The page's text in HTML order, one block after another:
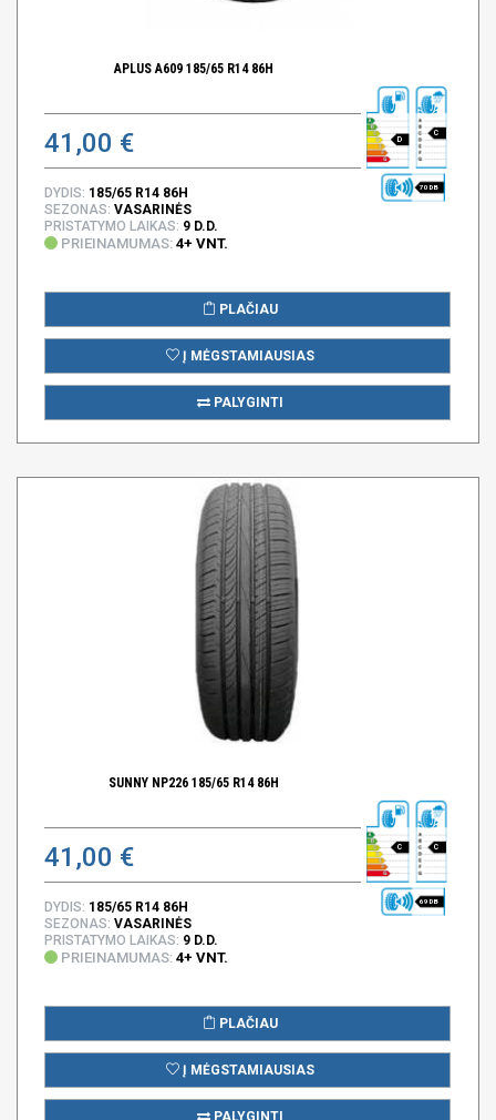
APLUS A609 185/65 R14 86H
41,00 € D
C
70 DB
DYDIS: 185/65 R14 86H
SEZONAS: VASARINĖS
PRISTATYMO LAIKAS: 9 D.D.
PRIEINAMUMAS: 4+ VNT.
PLAČIAU
Į MĖGSTAMIAUSIAS
PALYGINTI
SUNNY NP226 185/65 R14 86H
41,00 € C C
69 DB
DYDIS: 185/65 R14 86H
SEZONAS: VASARINĖS
PRISTATYMO LAIKAS: 9 D.D.
PRIEINAMUMAS: 4+ VNT.
PLAČIAU
Į MĖGSTAMIAUSIAS
PALYGINTI